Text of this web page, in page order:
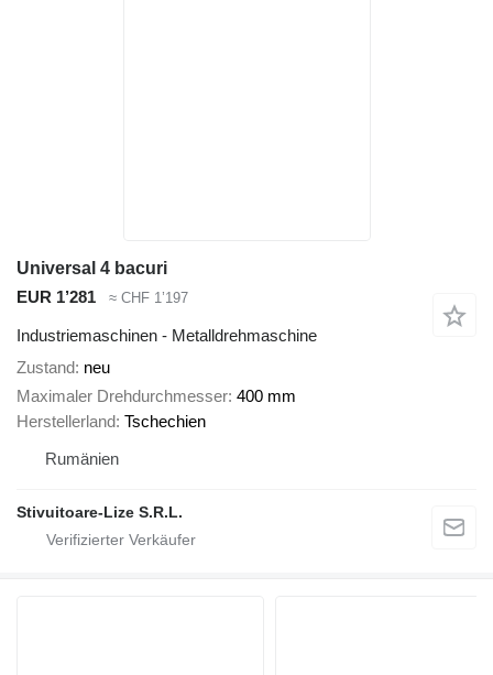
Universal 4 bacuri
EUR 1’281
≈ CHF 1’197
Industriemaschinen - Metalldrehmaschine
Zustand neu
Maximaler Drehdurchmesser 400 mm
Herstellerland Tschechien
Rumänien
Stivuitoare-Lize S.R.L.